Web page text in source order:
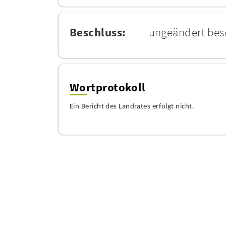
Beschluss: ungeändert
Wortprotokoll
Ein Bericht des Landrates erfolgt nicht.